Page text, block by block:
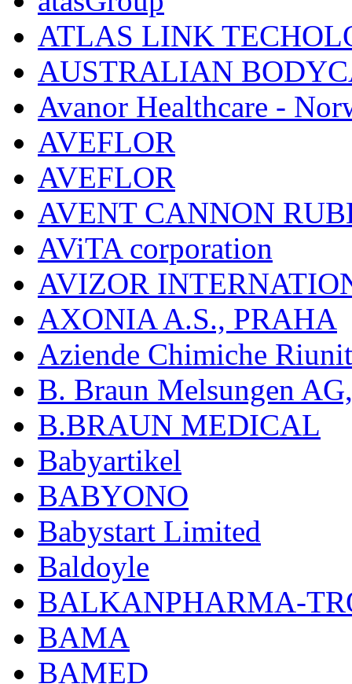
ATLAS LINK
AUSTRALIAN
Avanor Healthcare -
AVEFLOR
AVEFLOR
AVENT CANNON
AViTA corporation
AVIZOR
AXONIA A.S., PRAHA
Aziende Chimiche
B. Braun Melsungen
B.BRAUN MEDICAL
Babyartikel
BABYONO
Babystart Limited
Baldoyle
BALKANPHARMA-
BAMA
BAMED